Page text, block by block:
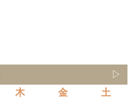
▷
木 金
土